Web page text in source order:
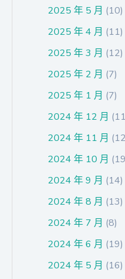
2025 年 5 月 (10)
2025 年 4 月 (11)
2025 年 3 月 (12)
2025 年 2 月 (7)
2025 年 1 月 (7)
2024 年 12 月
2024 年 11 月
2024 年 10 月
2024 年 9 月 (14)
2024 年 8 月 (13)
2024 年 7 月 (8)
2024 年 6 月 (19)
2024 年 5 月 (16)